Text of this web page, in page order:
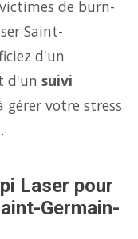
de burn-
Saint-
d'un
d'un suivi
gérer votre stress
Laser pour
Germain-